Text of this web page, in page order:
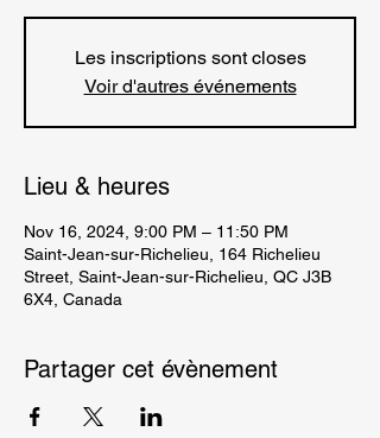
Les inscriptions sont closes
Voir d'autres événements
Lieu & heures
Nov 16, 2024, 9:00 PM – 11:50 PM
Saint-Jean-sur-Richelieu, 164 Richelieu
Street, Saint-Jean-sur-Richelieu, QC J3B
6X4, Canada
Partager cet évènement